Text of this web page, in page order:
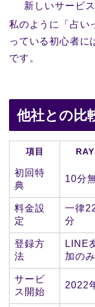
新しいサービ
私のように「占い
っている初心者に
です。
他社との比
項目
初回特
典
10分
料金設
定
一律
分
登録方
法
LINE
加のみ
サービ
ス開始
2022